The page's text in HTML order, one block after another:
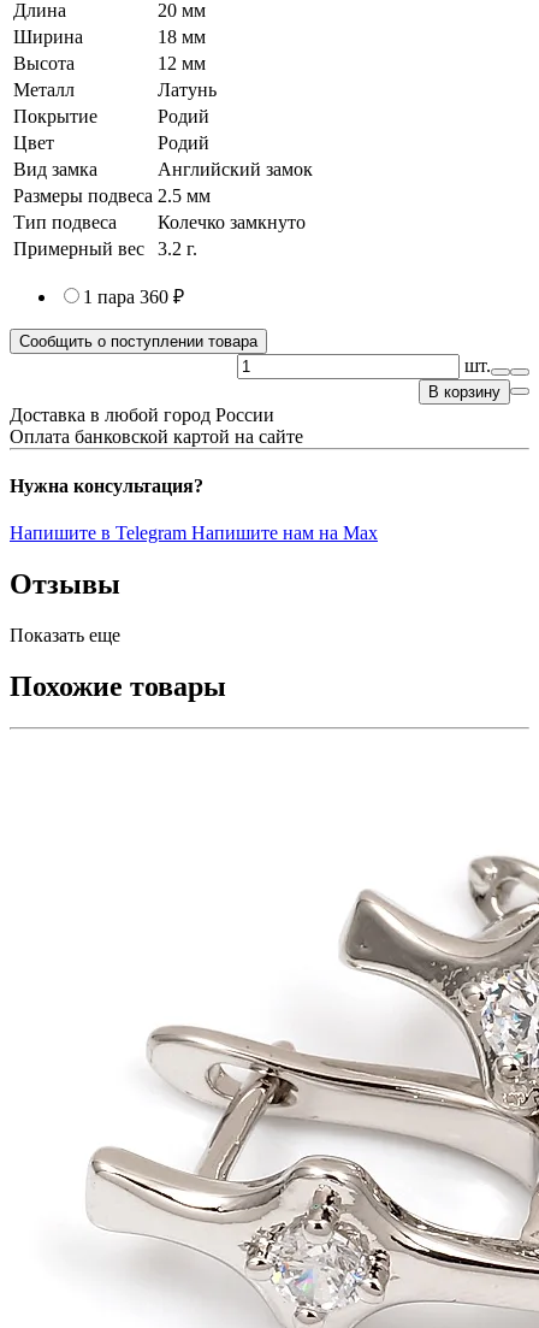
Длина
20 мм
Ширина
18 мм
Высота
12 мм
Металл
Латунь
Покрытие
Родий
Цвет
Родий
Вид замка
Английский замок
Размеры подвеса 2.5 мм
Тип подвеса
Колечко замкнуто
Примерный вес
3.2 г.
1 пара 360 ₽
Сообщить о поступлении товара
шт.
В корзину
Доставка в любой город России
Оплата банковской картой на сайте
Нужна консультация?
Напишите в Telegram Напишите нам на Max
Отзывы
Показать еще
Похожие товары